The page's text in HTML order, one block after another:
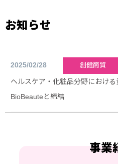
お知らせ
2025/02/28 創健商貿
ヘルスケア・化粧品分野におけ
BioBeauteと締結
事業